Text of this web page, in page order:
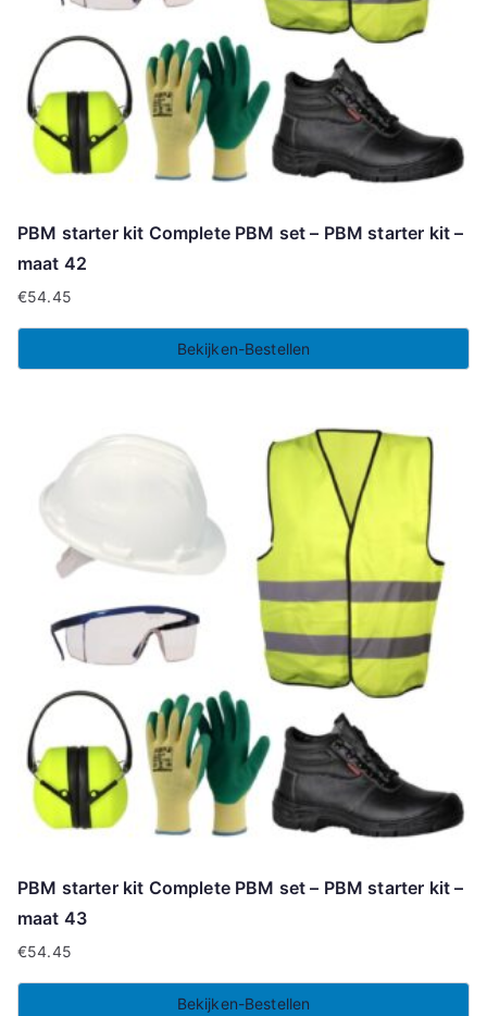
PBM starter kit Complete PBM set – PBM starter kit –
maat 42
€54.45
Bekijken-Bestellen
PBM starter kit Complete PBM set – PBM starter kit –
maat 43
€54.45
Bekijken-Bestellen